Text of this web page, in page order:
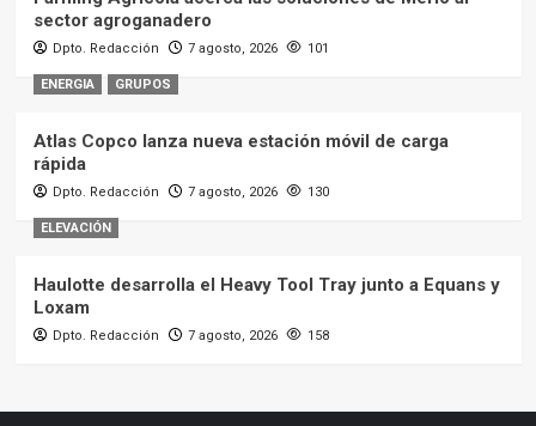
sector agroganadero
Dpto. Redacción 7 agosto, 2026 101
ENERGIA GRUPOS
Atlas Copco lanza nueva estación móvil de carga
rápida
Dpto. Redacción 7 agosto, 2026 130
ELEVACIÓN
Haulotte desarrolla el Heavy Tool Tray junto a Equans y
Loxam
Dpto. Redacción 7 agosto, 2026 158